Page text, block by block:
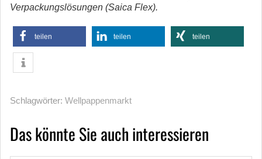
Verpackungslösungen (Saica Flex).
teilen teilen teilen
Schlagwörter: Wellpappenmarkt
Das könnte Sie auch interessieren